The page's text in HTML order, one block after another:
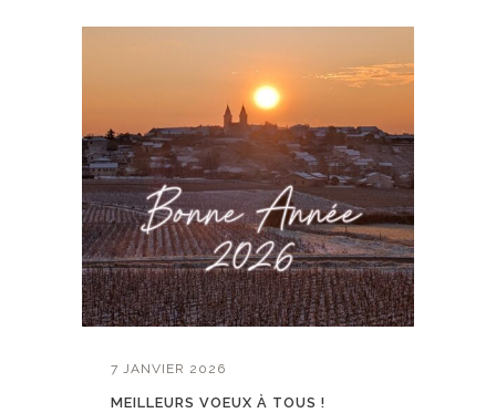
7 JANVIER 2026
MEILLEURS VOEUX À TOUS !